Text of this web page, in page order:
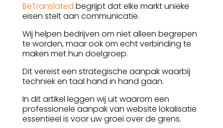
BeTranslated begrijpt dat elke markt unieke
eisen stelt aan communicatie.
Wij helpen bedrijven om niet alleen begrepen
te worden, maar ook om echt verbinding te
maken met hun doelgroep.
Dit vereist een strategische aanpak waarbij
techniek en taal hand in hand gaan.
In dit artikel leggen wij uit waarom een
professionele aanpak van website lokalisatie
essentieel is voor uw groei over de grens.